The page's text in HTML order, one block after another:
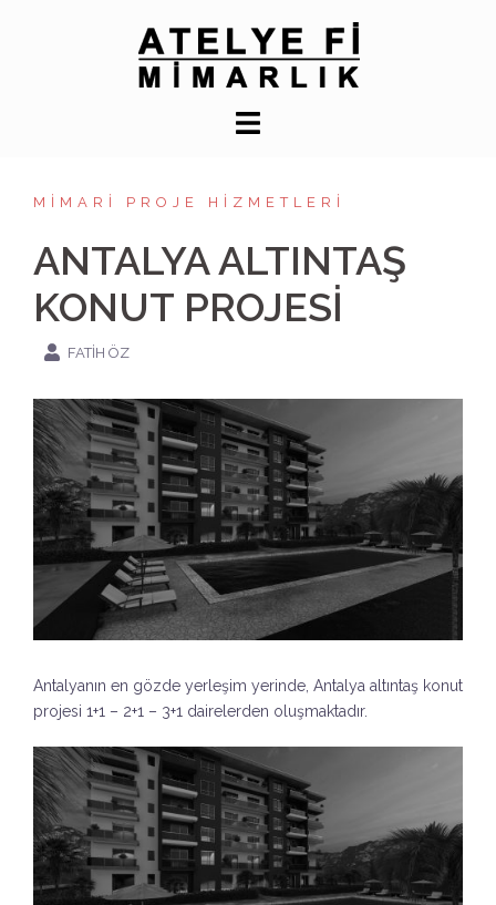
MIMARI PROJE HIZMETLERI
ANTALYA ALTINTAŞ
KONUT PROJESİ
FATIH ÖZ
Antalyanın en gözde yerleşim yerinde, Antalya altıntaş konut
projesi 1+1 – 2+1 – 3+1 dairelerden oluşmaktadır.